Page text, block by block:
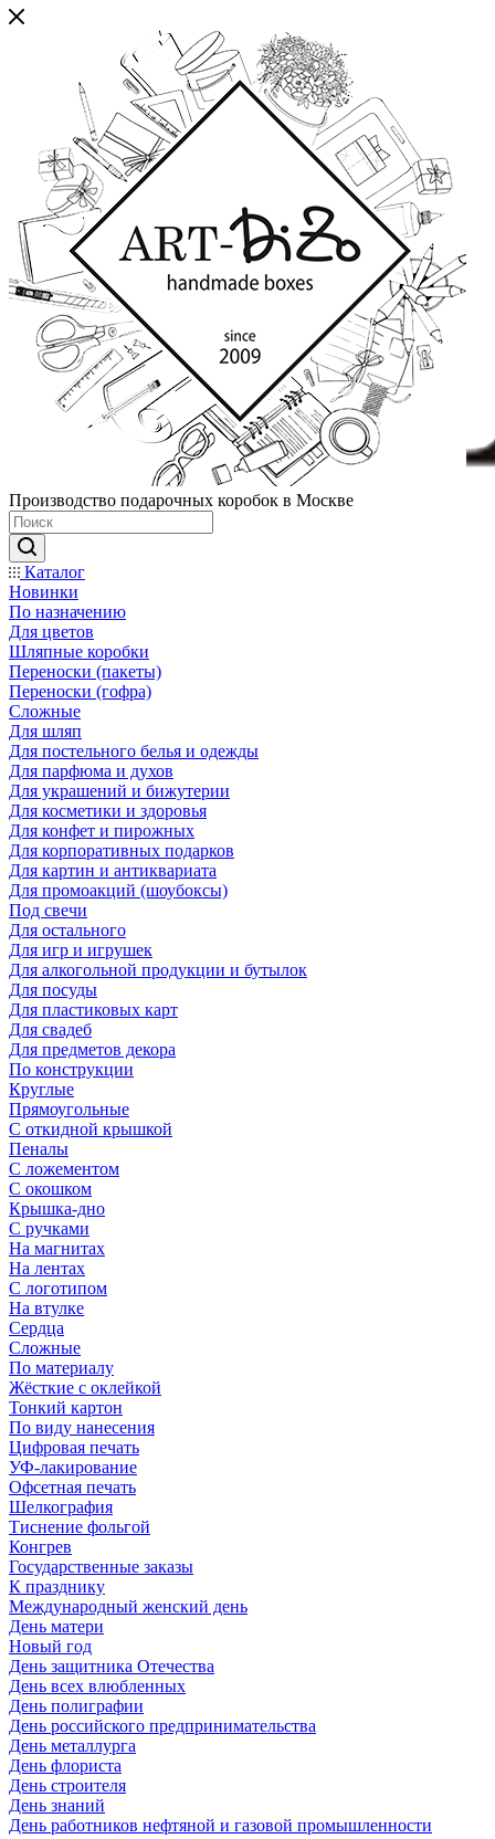
Производство подарочных коробок в Москве
Каталог
Новинки
По назначению
Для цветов
Шляпные коробки
Переноски (пакеты)
Переноски (гофра)
Сложные
Для шляп
Для постельного белья и одежды
Для парфюма и духов
Для украшений и бижутерии
Для косметики и здоровья
Для конфет и пирожных
Для корпоративных подарков
Для картин и антиквариата
Для промоакций (шоубоксы)
Под свечи
Для остального
Для игр и игрушек
Для алкогольной продукции и бутылок
Для посуды
Для пластиковых карт
Для свадеб
Для предметов декора
По конструкции
Круглые
Прямоугольные
С откидной крышкой
Пеналы
С ложементом
С окошком
Крышка-дно
С ручками
На магнитах
На лентах
С логотипом
На втулке
Сердца
Сложные
По материалу
Жёсткие с оклейкой
Тонкий картон
По виду нанесения
Цифровая печать
УФ-лакирование
Офсетная печать
Шелкография
Тиснение фольгой
Конгрев
Государственные заказы
К празднику
Международный женский день
День матери
Новый год
День защитника Отечества
День всех влюбленных
День полиграфии
День российского предпринимательства
День металлурга
День флориста
День строителя
День знаний
День работников нефтяной и газовой промышленности